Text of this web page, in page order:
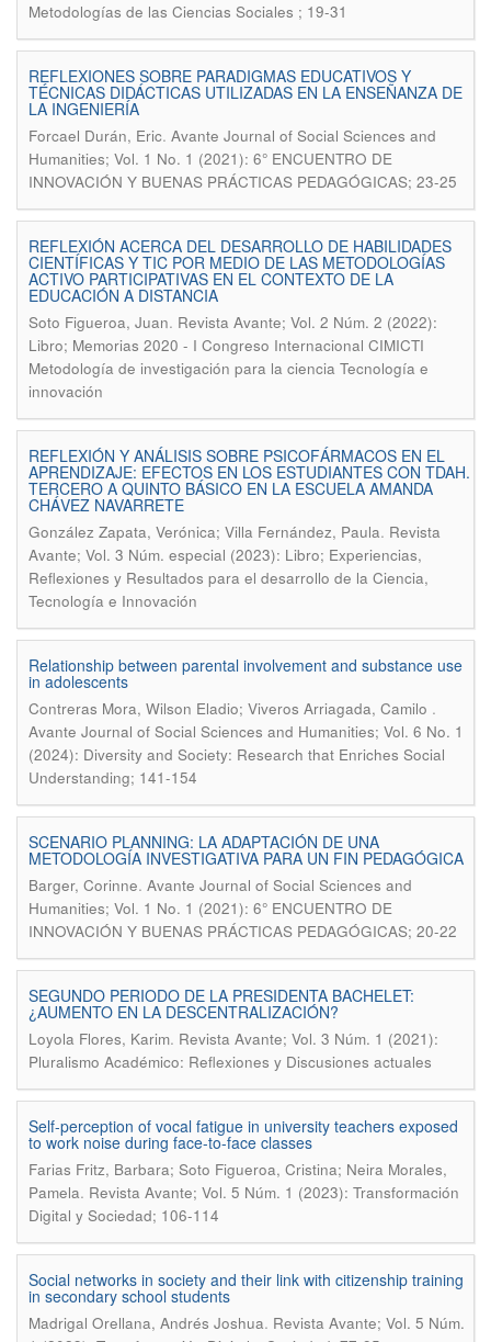
Metodologías de las Ciencias Sociales ; 19-31
REFLEXIONES SOBRE PARADIGMAS EDUCATIVOS Y
TÉCNICAS DIDÁCTICAS UTILIZADAS EN LA ENSEÑANZA DE
LA INGENIERÍA
Forcael Durán, Eric. Avante Journal of Social Sciences and
Humanities; Vol. 1 No. 1 (2021): 6° ENCUENTRO DE
INNOVACIÓN Y BUENAS PRÁCTICAS PEDAGÓGICAS; 23-25
REFLEXIÓN ACERCA DEL DESARROLLO DE HABILIDADES
CIENTÍFICAS Y TIC POR MEDIO DE LAS METODOLOGÍAS
ACTIVO PARTICIPATIVAS EN EL CONTEXTO DE LA
EDUCACIÓN A DISTANCIA
Soto Figueroa, Juan. Revista Avante; Vol. 2 Núm. 2 (2022):
Libro; Memorias 2020 - I Congreso Internacional CIMICTI
Metodología de investigación para la ciencia Tecnología e
innovación
REFLEXIÓN Y ANÁLISIS SOBRE PSICOFÁRMACOS EN EL
APRENDIZAJE: EFECTOS EN LOS ESTUDIANTES CON TDAH.
TERCERO A QUINTO BÁSICO EN LA ESCUELA AMANDA
CHÁVEZ NAVARRETE
González Zapata, Verónica; Villa Fernández, Paula. Revista
Avante; Vol. 3 Núm. especial (2023): Libro; Experiencias,
Reflexiones y Resultados para el desarrollo de la Ciencia,
Tecnología e Innovación
Relationship between parental involvement and substance use
in adolescents
Contreras Mora, Wilson Eladio; Viveros Arriagada, Camilo .
Avante Journal of Social Sciences and Humanities; Vol. 6 No. 1
(2024): Diversity and Society: Research that Enriches Social
Understanding; 141-154
SCENARIO PLANNING: LA ADAPTACIÓN DE UNA
METODOLOGÍA INVESTIGATIVA PARA UN FIN PEDAGÓGICA
Barger, Corinne. Avante Journal of Social Sciences and
Humanities; Vol. 1 No. 1 (2021): 6° ENCUENTRO DE
INNOVACIÓN Y BUENAS PRÁCTICAS PEDAGÓGICAS; 20-22
SEGUNDO PERIODO DE LA PRESIDENTA BACHELET:
¿AUMENTO EN LA DESCENTRALIZACIÓN?
Loyola Flores, Karim. Revista Avante; Vol. 3 Núm. 1 (2021):
Pluralismo Académico: Reflexiones y Discusiones actuales
Self-perception of vocal fatigue in university teachers exposed
to work noise during face-to-face classes
Farias Fritz, Barbara; Soto Figueroa, Cristina; Neira Morales,
Pamela. Revista Avante; Vol. 5 Núm. 1 (2023): Transformación
Digital y Sociedad; 106-114
Social networks in society and their link with citizenship training
in secondary school students
Madrigal Orellana, Andrés Joshua. Revista Avante; Vol. 5 Núm.